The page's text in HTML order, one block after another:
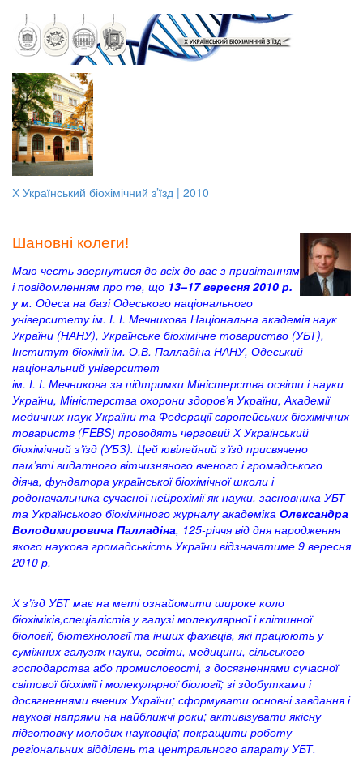
Х Український біохімічний з’їзд | 2010
Шановні колеги!
Маю честь звернутися до всіх до вас з привітанням
і повідомленням про те, що 13–17 вересня 2010 р.
у м. Одеса на базі Одеського національного
університету ім. І. І. Мечникова Національна академія наук
України (НАНУ), Українське біохімічне товариство (УБТ),
Інститут біохімії ім. О.В. Палладіна НАНУ, Одеський
національний університет
ім. І. І. Мечникова за підтримки Міністерства освіти і науки
України, Міністерства охорони здоров’я України, Академії
медичних наук України та Федерації європейських біохімічних
товариств (FEBS) проводять черговий Х Український
біохімічний з’їзд (УБЗ). Цей ювілейний з’їзд присвячено
пам’яті видатного вітчизняного вченого і громадського
діяча, фундатора української біохімічної школи і
родоначальника сучасної нейрохімії як науки, засновника УБТ
та Українського біохімічного журналу академіка Олександра
Володимировича Палладіна, 125-річчя від дня народження
якого наукова громадськість України відзначатиме 9 вересня
2010 р.
Х з’їзд УБТ має на меті ознайомити широке коло
біохіміків,спеціалістів у галузі молекулярної і клітинної
біології, біотехнології та інших фахівців, які працюють у
суміжних галузях науки, освіти, медицини, сільського
господарства або промисловості, з досягненнями сучасної
світової біохімії і молекулярної біології; зі здобутками і
досягненнями вчених України; сформувати основні завдання і
наукові напрями на найближчі роки; активізувати якісну
підготовку молодих науковців; покращити роботу
регіональних відділень та центрального апарату УБТ.